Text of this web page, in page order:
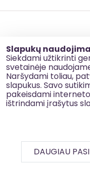
Slapukų
Siekdami užtikrinti
svetainėje
Naršydami toliau,
slapukus. Savo
pakeisdami
ištrindami įrašytus
DAUGIAU
Slapukų naudojimas
Korupcijos prevencija
Kontaktai